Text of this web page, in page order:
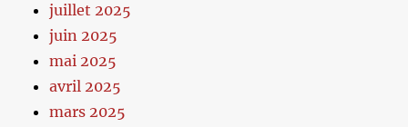
juillet 2025
juin 2025
mai 2025
avril 2025
mars 2025